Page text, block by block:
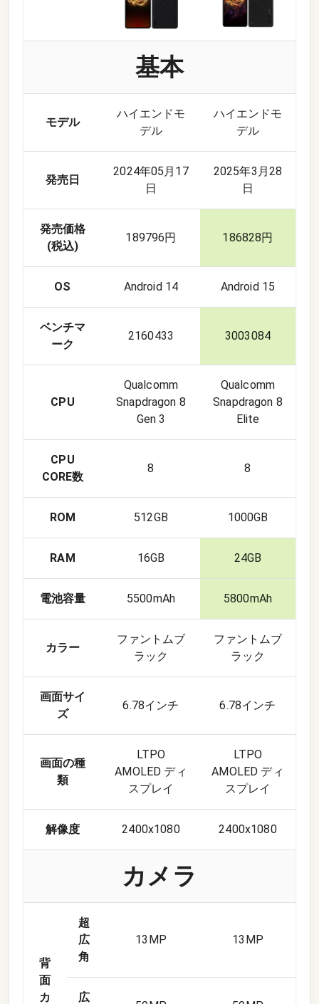
基本
モデル
ハイエンドモ
デル
ハイエンドモ
デル
発売日
2024年05月17
日
2025年3月28
日
発売価格
(税込)
189796円 186828円
OS Android 14 Android 15
ベンチマ
ーク
2160433 3003084
CPU
Qualcomm
Snapdragon 8
Gen 3
Qualcomm
Snapdragon 8
Elite
CPU
CORE数
8 8
ROM 512GB 1000GB
RAM 16GB 24GB
電池容量 5500mAh 5800mAh
カラー
ファントムブ
ラック
ファントムブ
ラック
画面サイ
ズ
6.78インチ 6.78インチ
画面の種
類
LTPO
AMOLED ディ
スプレイ
LTPO
AMOLED ディ
スプレイ
解像度 2400x1080 2400x1080
カメラ
背
面
カ
超
広
角
13 MP 13 MP
広